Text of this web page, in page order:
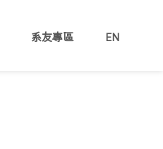
系友專區 EN